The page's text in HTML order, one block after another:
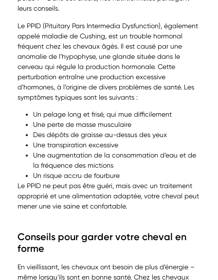
leurs conseils.
Le PPID (Pituitary Pars Intermedia Dysfunction), également
appelé maladie de Cushing, est un trouble hormonal
fréquent chez les chevaux âgés. Il est causé par une
anomalie de l’hypophyse, une glande située dans le
cerveau qui régule la production hormonale. Cette
perturbation entraîne une production excessive
d’hormones, à l’origine de divers problèmes de santé. Les
symptômes typiques sont les suivants :
Un pelage long et frisé, qui mue difficilement
Une perte de masse musculaire
Des dépôts de graisse au-dessus des yeux
Une transpiration excessive
Une augmentation de la consommation d’eau et de
la fréquence des mictions
Un risque accru de fourbure
Le PPID ne peut pas être guéri, mais avec un traitement
approprié et une alimentation adaptée, votre cheval peut
mener une vie saine et confortable.
Conseils pour garder votre cheval en
forme
En vieillissant, les chevaux ont besoin de plus d’énergie –
même lorsqu’ils sont en bonne santé. Chez les chevaux